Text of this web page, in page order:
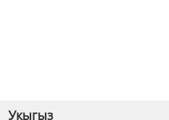
Укыгыз